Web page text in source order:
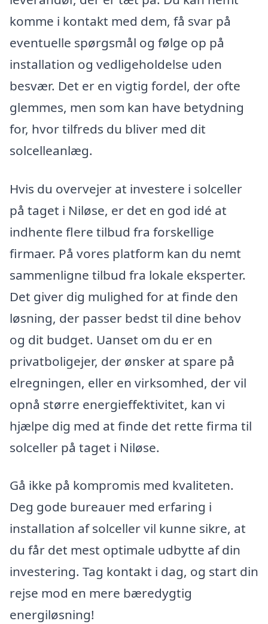
komme i kontakt med dem, få svar på
eventuelle spørgsmål og følge op på
installation og vedligeholdelse uden
besvær. Det er en vigtig fordel, der ofte
glemmes, men som kan have betydning
for, hvor tilfreds du bliver med dit
solcelleanlæg.
Hvis du overvejer at investere i solceller
på taget i Niløse, er det en god idé at
indhente flere tilbud fra forskellige
firmaer. På vores platform kan du nemt
sammenligne tilbud fra lokale eksperter.
Det giver dig mulighed for at finde den
løsning, der passer bedst til dine behov
og dit budget. Uanset om du er en
privatboligejer, der ønsker at spare på
elregningen, eller en virksomhed, der vil
opnå større energieffektivitet, kan vi
hjælpe dig med at finde det rette firma til
solceller på taget i Niløse.
Gå ikke på kompromis med kvaliteten.
Deg gode bureauer med erfaring i
installation af solceller vil kunne sikre, at
du får det mest optimale udbytte af din
investering. Tag kontakt i dag, og start din
rejse mod en mere bæredygtig
energiløsning!